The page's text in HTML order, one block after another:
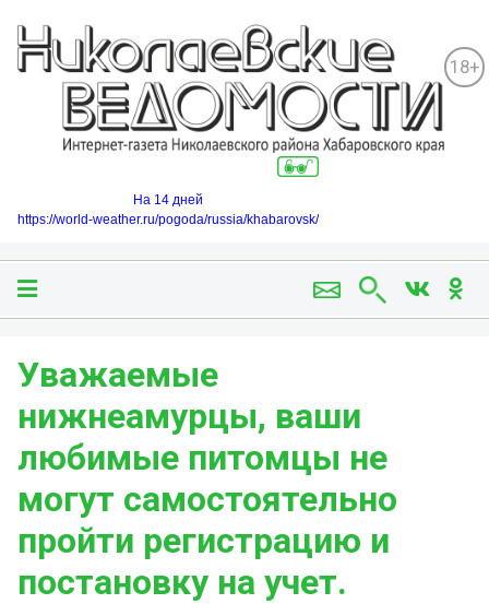
18+
На 14 дней
https://world-weather.ru/pogoda/russia/khabarovsk/
Уважаемые
нижнеамурцы, ваши
любимые питомцы не
могут самостоятельно
пройти регистрацию и
постановку на учет.